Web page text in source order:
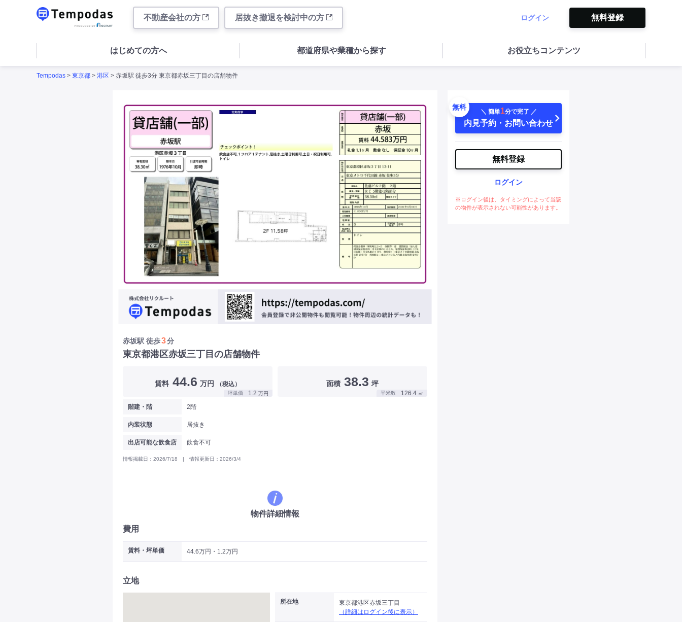
不動産会社の方 居抜き撤退を検討中の方 ログイン 無料登録
はじめての方へ 都道府県や業種から探す お役立ちコンテンツ
Tempodas > 東京都 > 港区 > 赤坂駅 徒歩3分 東京都赤坂三丁目の店舗物件
赤坂駅 徒歩3分
東京都港区赤坂三丁目の店舗物件
賃料 44.6 万円 （税込）
坪単価 1.2 万円
面積 38.3 坪
平米数 126.4 ㎡
階建・階 2階
内装状態 居抜き
出店可能な飲食店 飲食不可
情報掲載日：2026/7/18 | 情報更新日：2026/3/4
物件詳細情報
費用
賃料・坪単価 44.6万円・1.2万円
立地
所在地
東京都港区赤坂三丁目
（詳細はログイン後に表示）
無料
＼ 簡単1分で完了 ／
内見予約・お問い合わせ
無料登録
ログイン
※ログイン後は、タイミングによって当該
の物件が表示されない可能性があります。